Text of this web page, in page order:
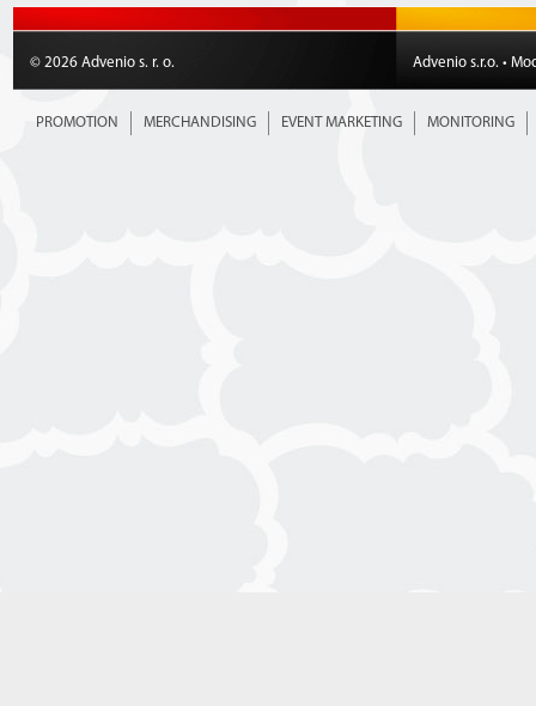
© 2026 Advenio s. r. o. Advenio s.r.o. •
PROMOTION MERCHANDISING EVENT MARKETING MONITORING